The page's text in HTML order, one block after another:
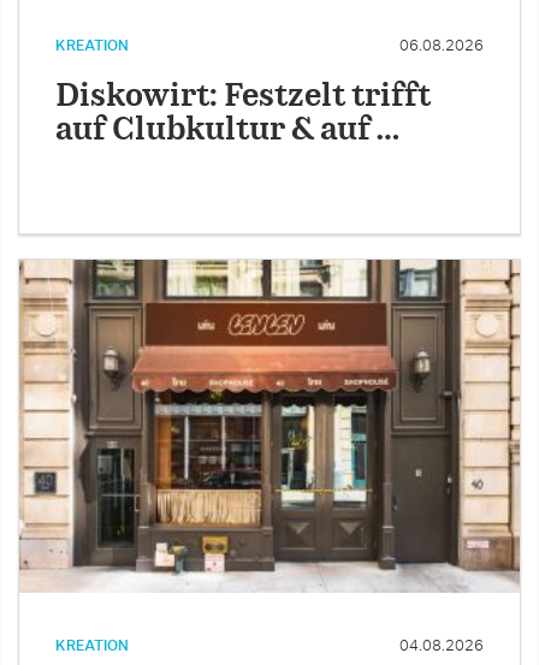
KREATION 06.08.2026
Diskowirt: Festzelt trifft
auf Clubkultur & auf …
KREATION 04.08.2026